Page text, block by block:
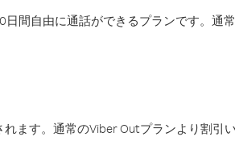
間自由に通話ができるプランです。通
ます。通常のViber Outプランより割引